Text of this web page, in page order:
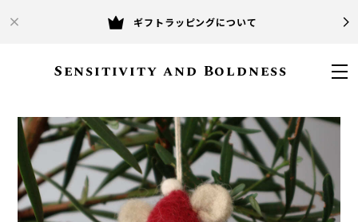
ギフトラッピングについて
Sensitivity and Boldness